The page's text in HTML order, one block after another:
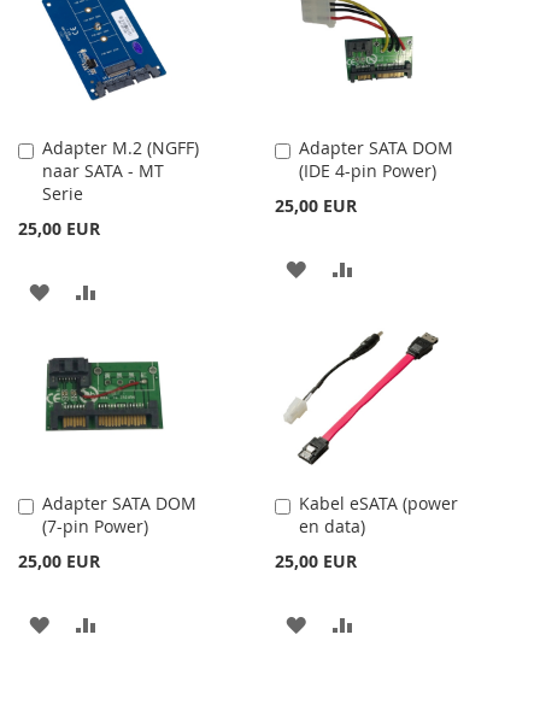
KÍVÁNSÁGLISTÁHOZ
KÍVÁNSÁGLISTÁHOZ
Adapter M.2 (NGFF)
naar SATA - MT
Serie
25,00 EUR
Kosárba
HOZZÁADÁS
KÍVÁNSÁGLISTÁHOZ
Adapter SATA DOM
(IDE 4-pin Power)
25,00 EUR
Kosárba
HOZZÁADÁS
KÍVÁNSÁGLISTÁHOZ
Adapter SATA DOM
(7-pin Power)
25,00 EUR
Kosárba
HOZZÁADÁSÖSSZEHASONLÍTÁSHOZ
Kabel eSATA (power
en data)
25,00 EUR
Kosárba
HOZZÁADÁS